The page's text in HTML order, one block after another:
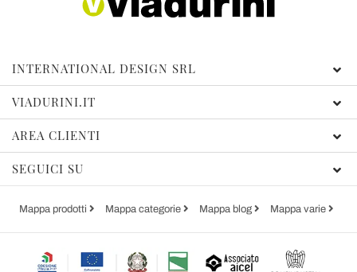
INTERNATIONAL DESIGN SRL
VIADURINI.IT
AREA CLIENTI
SEGUICI SU
Mappa prodotti Mappa categorie Mappa blog Mappa varie